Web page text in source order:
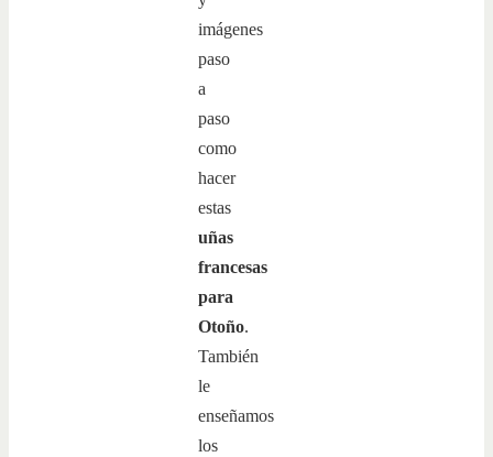
imágenes
paso
a
paso
como
hacer
estas
uñas
francesas
para
Otoño.
También
le
enseñamos
los